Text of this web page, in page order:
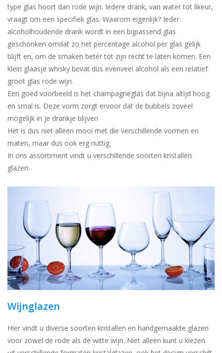
type glas hoort dan rode wijn. Iedere drank, van water tot likeur,
vraagt om een specifiek glas. Waarom eigenlijk? Ieder
alcoholhoudende drank wordt in een bijpassend glas
geschonken omdat zo het percentage alcohol per glas gelijk
blijft en, om de smaken beter tot zijn recht te laten komen. Een
klein glaasje whisky bevat dus evenveel alcohol als een relatief
groot glas rode wijn.
Een goed voorbeeld is het champagneglas dat bijna altijd hoog
en smal is. Deze vorm zorgt ervoor dat de bubbels zoveel
mogelijk in je drankje blijven
Het is dus niet alleen mooi met die verschillende vormen en
maten, maar dus ook erg nuttig.
In ons assortiment vindt u verschillende soorten kristallen
glazen:
Wijnglazen
Hier vindt u diverse soorten kristallen en handgemaakte glazen
voor zowel de rode als de witte wijn. Niet alleen kunt u kiezen